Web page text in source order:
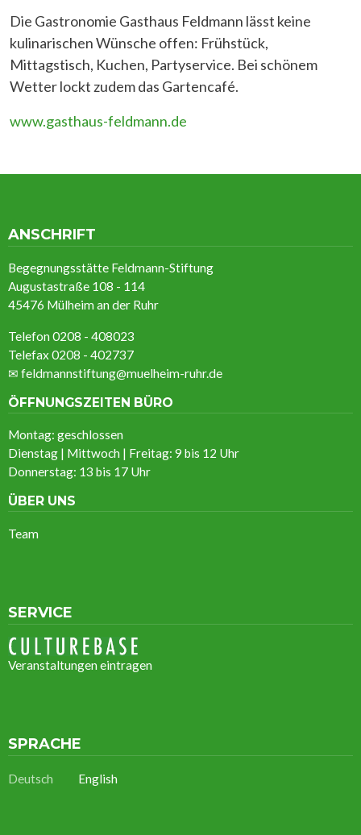
Die Gastronomie Gasthaus Feldmann lässt keine
kulinarischen Wünsche offen: Frühstück,
Mittagstisch, Kuchen, Partyservice. Bei schönem
Wetter lockt zudem das Gartencafé.
www.gasthaus-feldmann.de
ANSCHRIFT
Begegnungsstätte Feldmann-Stiftung
Augustastraße 108 - 114
45476 Mülheim an der Ruhr
Telefon 0208 - 408023
Telefax 0208 - 402737
✉ feldmannstiftung@muelheim-ruhr.de
ÖFFNUNGSZEITEN BÜRO
Montag: geschlossen
Dienstag | Mittwoch | Freitag: 9 bis 12 Uhr
Donnerstag: 13 bis 17 Uhr
ÜBER UNS
Team
SERVICE
Veranstaltungen eintragen
SPRACHE
Deutsch English